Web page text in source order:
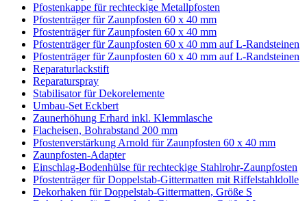
Pfostenkappe für rechteckige Metallpfosten
Pfostenträger für Zaunpfosten 60 x 40 mm
Pfostenträger für Zaunpfosten 60 x 40 mm
Pfostenträger für Zaunpfosten 60 x 40 mm auf L-Randsteinen
Pfostenträger für Zaunpfosten 60 x 40 mm auf L-Randsteinen
Reparaturlackstift
Reparaturspray
Stabilisator für Dekorelemente
Umbau-Set Eckbert
Zaunerhöhung Erhard inkl. Klemmlasche
Flacheisen, Bohrabstand 200 mm
Pfostenverstärkung Arnold für Zaunpfosten 60 x 40 mm
Zaunpfosten-Adapter
Einschlag-Bodenhülse für rechteckige Stahlrohr-Zaunpfosten
Pfostenträger für Doppelstab-Gittermatten mit Riffelstahldolle
Dekorhaken für Doppelstab-Gittermatten, Größe S